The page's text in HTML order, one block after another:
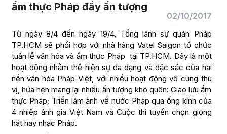
ẩm thực Pháp đầy ấn tượng
02/10/2017
Từ ngày 8/4 đến ngày 19/4, Tổng lãnh sự quán Pháp
TP.HCM sẽ phối hợp với nhà hàng Vatel Saigon tổ chức
tuần lễ văn hóa và ẩm thực Pháp tại TP.HCM. Đây là một
hoạt động nhằm thể hiện sự đa dạng và đặc sắc của hai
nền văn hóa Pháp-Việt, với nhiều hoạt động vô cùng thú
vị, hứa hẹn mang lại nhiều ấn tượng khó quên: Giao lưu ẩm
thực Pháp; Triển lãm ảnh về nước Pháp qua ống kính của
4 nhiếp ảnh gia Việt Nam và Cuộc thi tuyển chọn giọng
hát hay nhạc Pháp.